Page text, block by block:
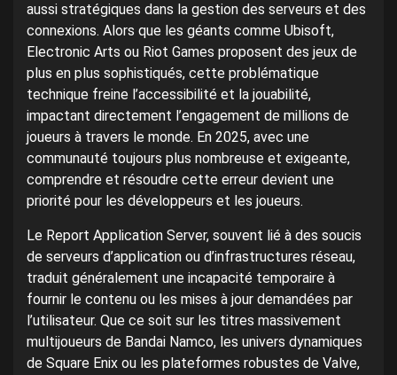
aussi stratégiques dans la gestion des serveurs et des
connexions. Alors que les géants comme Ubisoft,
Electronic Arts ou Riot Games proposent des jeux de
plus en plus sophistiqués, cette problématique
technique freine l’accessibilité et la jouabilité,
impactant directement l’engagement de millions de
joueurs à travers le monde. En 2025, avec une
communauté toujours plus nombreuse et exigeante,
comprendre et résoudre cette erreur devient une
priorité pour les développeurs et les joueurs.
Le Report Application Server, souvent lié à des soucis
de serveurs d’application ou d’infrastructures réseau,
traduit généralement une incapacité temporaire à
fournir le contenu ou les mises à jour demandées par
l’utilisateur. Que ce soit sur les titres massivement
multijoueurs de Bandai Namco, les univers dynamiques
de Square Enix ou les plateformes robustes de Valve,